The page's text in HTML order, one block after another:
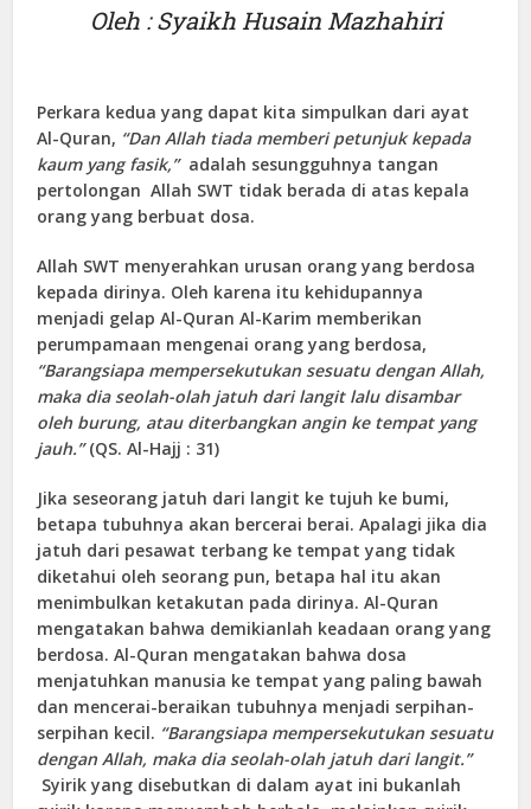
Oleh : Syaikh Husain Mazhahiri
Perkara kedua yang dapat kita simpulkan dari ayat
Al-Quran, “Dan Allah tiada memberi petunjuk kepada
kaum yang fasik,” adalah sesungguhnya tangan
pertolongan Allah SWT tidak berada di atas kepala
orang yang berbuat dosa.
Allah SWT menyerahkan urusan orang yang berdosa
kepada dirinya. Oleh karena itu kehidupannya
menjadi gelap Al-Quran Al-Karim memberikan
perumpamaan mengenai orang yang berdosa,
“Barangsiapa mempersekutukan sesuatu dengan Allah,
maka dia seolah-olah jatuh dari langit lalu disambar
oleh burung, atau diterbangkan angin ke tempat yang
jauh.”(QS. Al-Hajj : 31)
Jika seseorang jatuh dari langit ke tujuh ke bumi,
betapa tubuhnya akan bercerai berai. Apalagi jika dia
jatuh dari pesawat terbang ke tempat yang tidak
diketahui oleh seorang pun, betapa hal itu akan
menimbulkan ketakutan pada dirinya. Al-Quran
mengatakan bahwa demikianlah keadaan orang yang
berdosa. Al-Quran mengatakan bahwa dosa
menjatuhkan manusia ke tempat yang paling bawah
dan mencerai-beraikan tubuhnya menjadi serpihan-
serpihan kecil. “Barangsiapa mempersekutukan sesuatu
dengan Allah, maka dia seolah-olah jatuh dari langit.”
Syirik yang disebutkan di dalam ayat ini bukanlah